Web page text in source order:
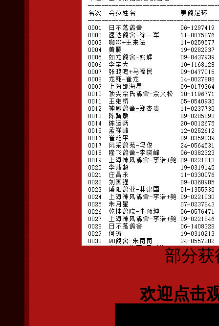
部分
欢迎点击